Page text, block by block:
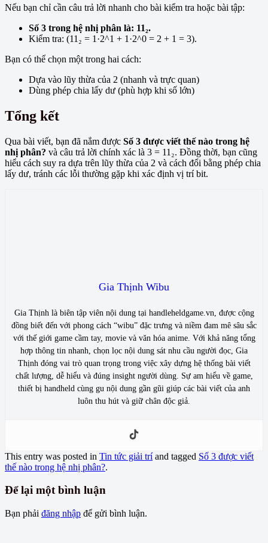
Nếu bạn chỉ cần câu trả lời nhanh cho bài kiểm tra hoặc bài tập:
Số 3 trong hệ nhị phân là: 11₂.
Kiểm tra: (11₂ = 1·2^1 + 1·2^0 = 2 + 1 = 3).
Bạn có thể chọn một trong hai cách:
Dựa vào lũy thừa của 2 (nhanh và trực quan)
Dùng phép chia lấy dư (phù hợp khi số lớn)
Tổng kết
Qua bài viết, bạn đã nắm được Số 3 được viết thế nào trong hệ
nhị phân? và câu trả lời chính xác là 3 = 11₂. Đồng thời, bạn cũng
hiểu cách suy ra dựa trên lũy thừa của 2 và cách đổi bằng phép chia
lấy dư, tránh các lỗi thường gặp khi xác định vị trí bit.
Gia Thịnh Wibu
Gia Thịnh là biên tập viên nội dung tại handleheldgame.vn, được cộng
đồng biết đến với phong cách “wibu” đặc trưng và niềm đam mê sâu sắc
với thế giới game cầm tay, movie và văn hóa anime. Với khả năng tổng
hợp thông tin nhanh, chọn lọc nội dung sát nhu cầu người đọc, Gia
Thịnh đóng vai trò quan trọng trong việc xây dựng hệ thống bài viết
chất lượng, dễ hiểu và đúng insight người dùng. Sự am hiểu về game,
thiết bị handheld cùng gu nội dung gần gũi giúp các bài viết của anh
luôn thu hút và giữ chân độc giả.
This entry was posted in Tin tức giải tríand tagged Số 3 được viết
thế nào trong hệ nhị phân?.
Để lại một bình luận
Bạn phải đăng nhập để gửi bình luận.